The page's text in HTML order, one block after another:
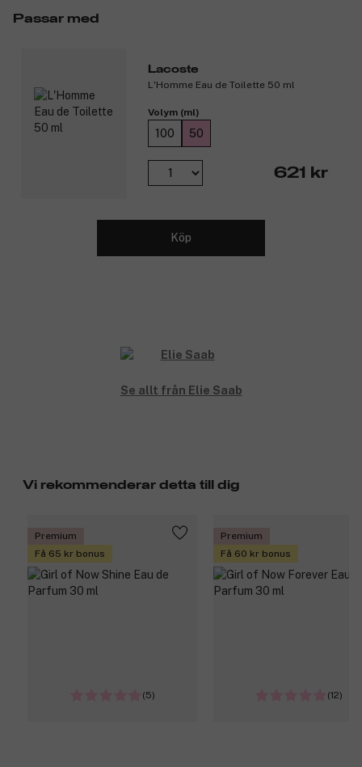
Passar med
Lacoste
L'Homme Eau de Toilette 50 ml
Volym (ml)
100 50
621 kr
Köp
Se allt från Elie Saab
Vi rekommenderar detta till dig
Premium
Få 65 kr bonus
(5)
Premium
Få 60 kr bonus
(12)